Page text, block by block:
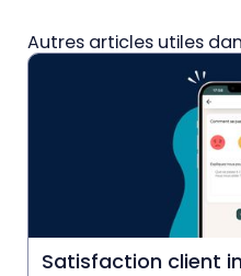
Autres articles utiles
Satisfaction client